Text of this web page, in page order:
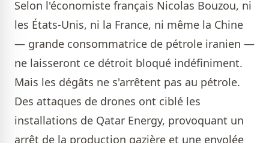
Selon l'économiste français Nicolas Bouzou, ni
les États-Unis, ni la France, ni même la Chine
— grande consommatrice de pétrole iranien —
ne laisseront ce détroit bloqué indéfiniment.
Mais les dégâts ne s'arrêtent pas au pétrole.
Des attaques de drones ont ciblé les
installations de Qatar Energy, provoquant un
arrêt de la production gazière et une envolée